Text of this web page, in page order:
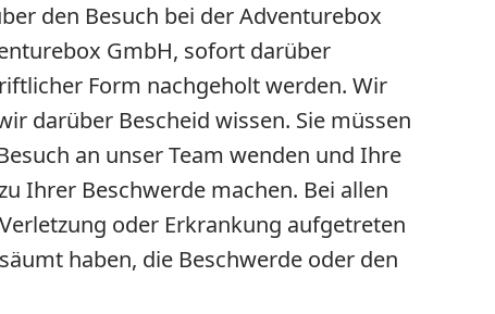
den Besuch bei der Adventurebox
GmbH, sofort darüber
Form nachgeholt werden. Wir
darüber Bescheid wissen. Sie müssen
an unser Team wenden und Ihre
Ihrer Beschwerde machen. Bei allen
oder Erkrankung aufgetreten
haben, die Beschwerde oder den